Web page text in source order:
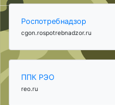
Роспотребнадзор
cgon.rospotrebnadzor.ru
ППК РЭО
reo.ru